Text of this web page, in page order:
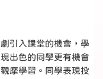
引入課堂的機會，學
出色的同學更有機會
摩學習。同學表現投